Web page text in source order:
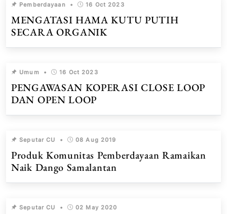
Pemberdayaan • 16 Oct 2023
MENGATASI HAMA KUTU PUTIH
SECARA ORGANIK
Umum • 16 Oct 2023
PENGAWASAN KOPERASI CLOSE LOOP
DAN OPEN LOOP
Seputar CU • 08 Aug 2019
Produk Komunitas Pemberdayaan Ramaikan
Naik Dango Samalantan
Seputar CU • 02 May 2020